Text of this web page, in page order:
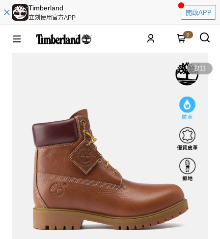
Timberland
立刻使用官方APP
開啟APP
0
1/11